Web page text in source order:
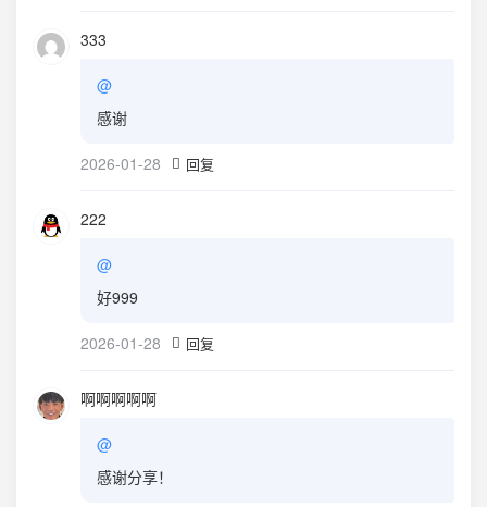
333
@
感谢
2026-01-28 回复
222
@
好999
2026-01-28 回复
啊啊啊啊啊
@
感谢分享！